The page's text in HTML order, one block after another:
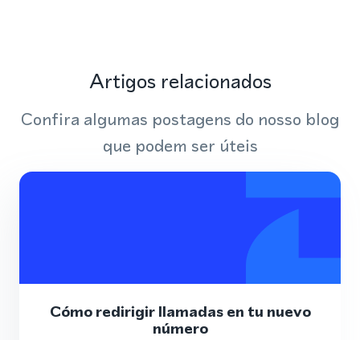
Artigos relacionados
Confira algumas postagens do nosso blog
que podem ser úteis
Cómo redirigir llamadas en tu nuevo
número